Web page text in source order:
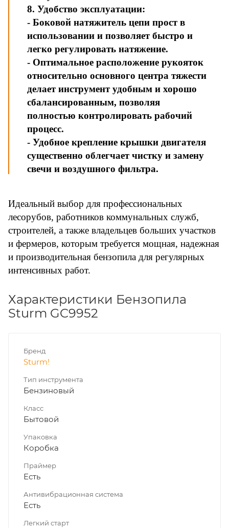
8. Удобство эксплуатации:
- Боковой натяжитель цепи прост в
использовании и позволяет быстро и
легко регулировать натяжение.
- Оптимальное расположение рукояток
относительно основного центра тяжести
делает инструмент удобным и хорошо
сбалансированным, позволяя
полностью контролировать рабочий
процесс.
- Удобное крепление крышки двигателя
существенно облегчает чистку и замену
свечи и воздушного фильтра.
Идеальный выбор для профессиональных
лесорубов, работников коммунальных служб,
строителей, а также владельцев больших участков
и фермеров, которым требуется мощная, надежная
и производительная бензопила для регулярных
интенсивных работ.
Характеристики Бензопила
Sturm GC9952
Бренд
Sturm!
Тип инструмента
Бензиновый
Класс
Бытовой
Упаковка
Коробка
Праймер
Есть
Антивибрационная система
Есть
Легкий старт